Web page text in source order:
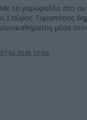
Με το γαρύφαλλο στο
ο Σπύρος Ταραπόσος
συναισθήματος μέσα
07.04.2026 12:09